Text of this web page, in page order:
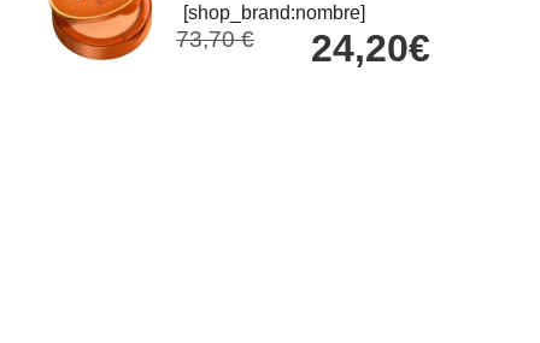
[shop_brand:nombre]
73,70 € 24,20€